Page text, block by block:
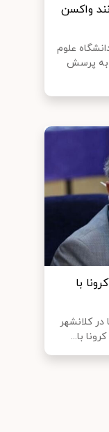
واکسن
علوم
به پرسش
با
در کلانشهر
با...